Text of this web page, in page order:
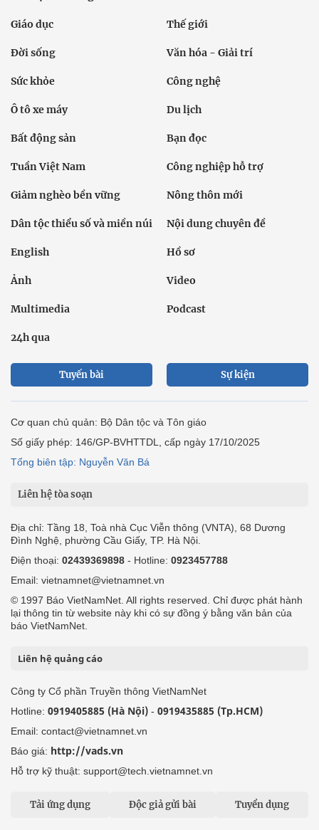
Giáo dục Thế giới
Đời sống Văn hóa - Giải trí
Sức khỏe Công nghệ
Ô tô xe máy Du lịch
Bất động sản Bạn đọc
Tuần Việt Nam Công nghiệp hỗ trợ
Giảm nghèo bền vững Nông thôn mới
Dân tộc thiểu số và miền núi Nội dung chuyên đề
English Hồ sơ
Ảnh Video
Multimedia Podcast
24h qua
Tuyến bài Sự kiện
Cơ quan chủ quản: Bộ Dân tộc và Tôn giáo
Số giấy phép: 146/GP-BVHTTDL, cấp ngày 17/10/2025
Tổng biên tập: Nguyễn Văn Bá
Liên hệ tòa soạn
Địa chỉ: Tầng 18, Toà nhà Cục Viễn thông (VNTA), 68 Dương
Đình Nghệ, phường Cầu Giấy, TP. Hà Nội.
Điện thoại: 02439369898 - Hotline: 0923457788
Email: vietnamnet@vietnamnet.vn
© 1997 Báo VietNamNet. All rights reserved. Chỉ được phát hành
lại thông tin từ website này khi có sự đồng ý bằng văn bản của
báo VietNamNet.
Liên hệ quảng cáo
Công ty Cổ phần Truyền thông VietNamNet
Hotline: 0919405885 (Hà Nội) - 0919435885 (Tp.HCM)
Email: contact@vietnamnet.vn
Báo giá: http://vads.vn
Hỗ trợ kỹ thuật: support@tech.vietnamnet.vn
Tải ứng dụng Độc giả gửi bài Tuyển dụng